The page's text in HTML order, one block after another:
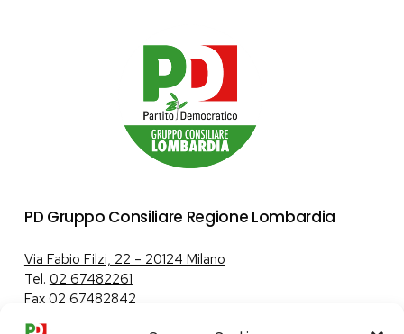
PD Gruppo Consiliare Regione Lombardia
Via Fabio Filzi, 22 – 20124 Milano
Tel. 02 67482261
Fax 02 67482842